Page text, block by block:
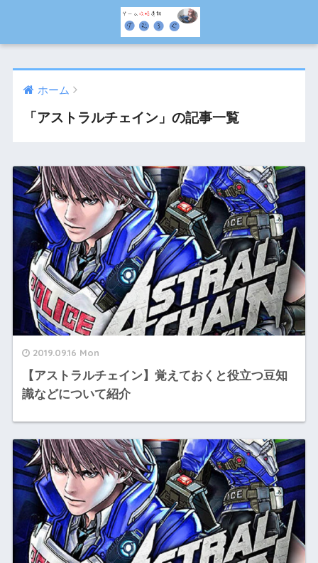
ホーム
「アストラルチェイン」の記事一覧
2019.09.16 Mon
【アストラルチェイン】覚えておくと役立つ豆知
識などについて紹介